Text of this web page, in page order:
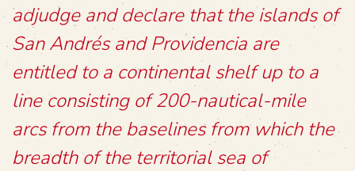
adjudge and declare that the islands of
San Andrés and Providencia are
entitled to a continental shelf up to a
line consisting of 200-nautical-mile
arcs from the baselines from which the
breadth of the territorial sea of